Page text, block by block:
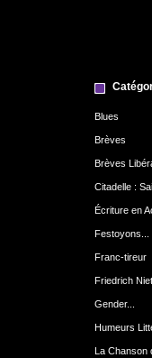
Blues
Brèves
Brèves
Citadelle :
Écriture en
Festoyons...
Franc-tireur
Friedrich
Gender...
Humeurs
La Chanson